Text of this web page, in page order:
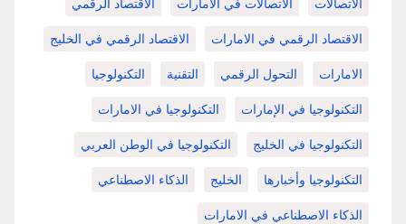
الاتصالات الاتصالات في الامارات الاقتصاد الرقمي
الاقتصاد الرقمي في الامارات الاقتصاد الرقمي في الخليج
الامارات التحول الرقمي التقنية التكنولوجيا
التكنولوجيا في الإمارات التكنولوجيا في الامارات
التكنولوجيا في الخليج التكنولوجيا في الوطن العربي
التكنولوجيا وأخبارها الخليج الذكاء الاصطناعي
الذكاء الاصطناعي في الامارات